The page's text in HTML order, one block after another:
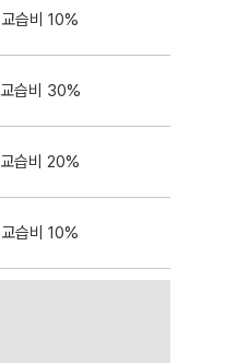
교습비 10%
교습비 30%
교습비 20%
교습비 10%